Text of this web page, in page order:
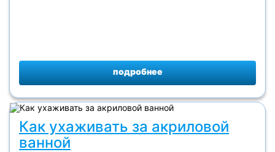
подробнее
Как ухаживать за акриловой
ванной